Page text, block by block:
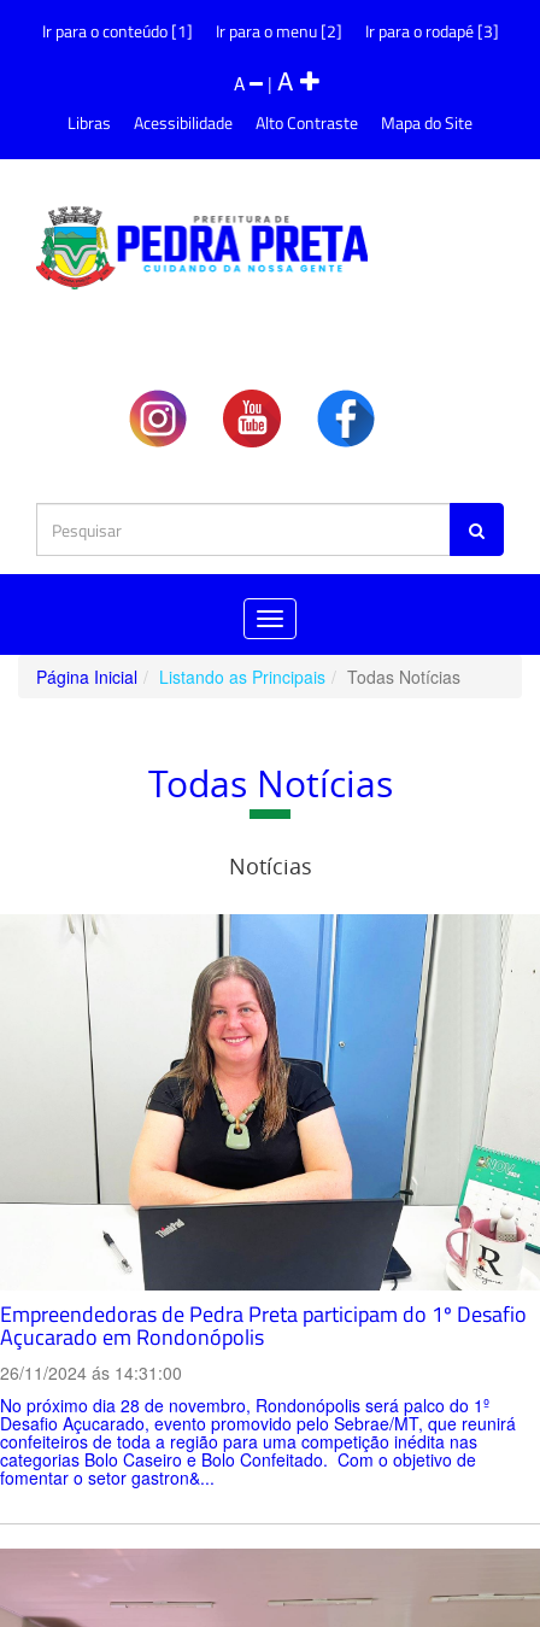
Ir para o conteúdo [1] Ir para o menu [2] Ir para o rodapé [3]
A |A
Libras Acessibilidade Alto Contraste Mapa do Site
Toggle
navigation
Página Inicial
Listando as Principais Todas Notícias
Todas Notícias
Notícias
Empreendedoras de Pedra Preta participam do 1º Desafio
Açucarado em Rondonópolis
26/11/2024 ás 14:31:00
No próximo dia 28 de novembro, Rondonópolis será palco do 1º
Desafio Açucarado, evento promovido pelo Sebrae/MT, que reunirá
confeiteiros de toda a região para uma competição inédita nas
categorias Bolo Caseiro e Bolo Confeitado. Com o objetivo de
fomentar o setor gastron&...